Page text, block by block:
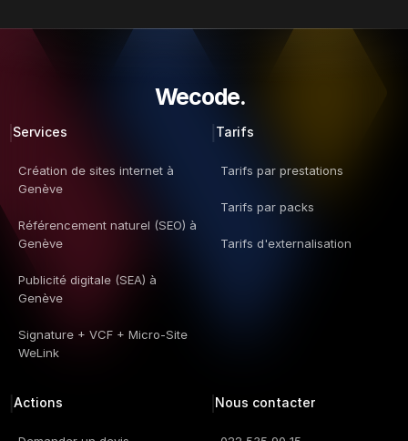
Wecode.
Services
Création de sites internet à
Genève
Référencement naturel (SEO) à
Genève
Publicité digitale (SEA) à
Genève
Signature + VCF + Micro-Site
WeLink
Tarifs
Tarifs par prestations
Tarifs par packs
Tarifs d'externalisation
Actions Nous contacter